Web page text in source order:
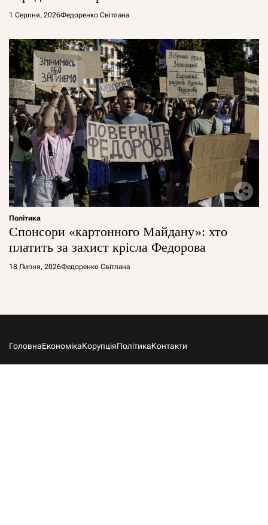
1 Серпня, 2026Федоренко Світлана
Політика
Спонсори «картонного Майдану»: хто
платить за захист крісла Федорова
18 Липня, 2026Федоренко Світлана
ГоловнаЕкономікаКорупціяПолітикаКонтакти